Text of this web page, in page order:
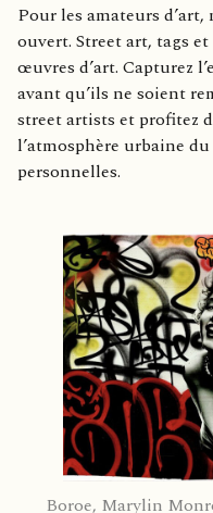
Pour les amateurs
ouvert. Street art, tags
œuvres d’art. Capturez
avant qu’ils ne soient
street artists et profitez
l’atmosphère urbaine
personnelles.
Boroe, Marylin